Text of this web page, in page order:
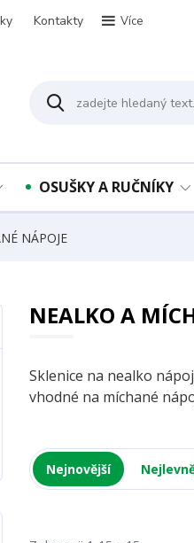
Kontakty Více
OSUŠKY A RUČNÍKY
NÁPOJE
NEALKO A
Sklenice na nealko
vhodné na míchané
Nejnovější